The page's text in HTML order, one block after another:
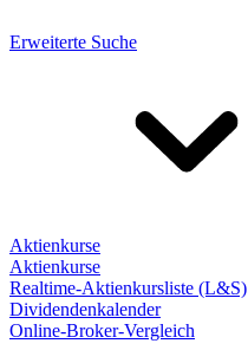
Erweiterte Suche
Aktienkurse
Aktienkurse
Realtime-Aktienkursliste (L&S)
Dividendenkalender
Online-Broker-Vergleich